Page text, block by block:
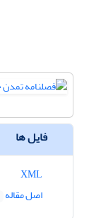
فایل ها
اصل مقاله